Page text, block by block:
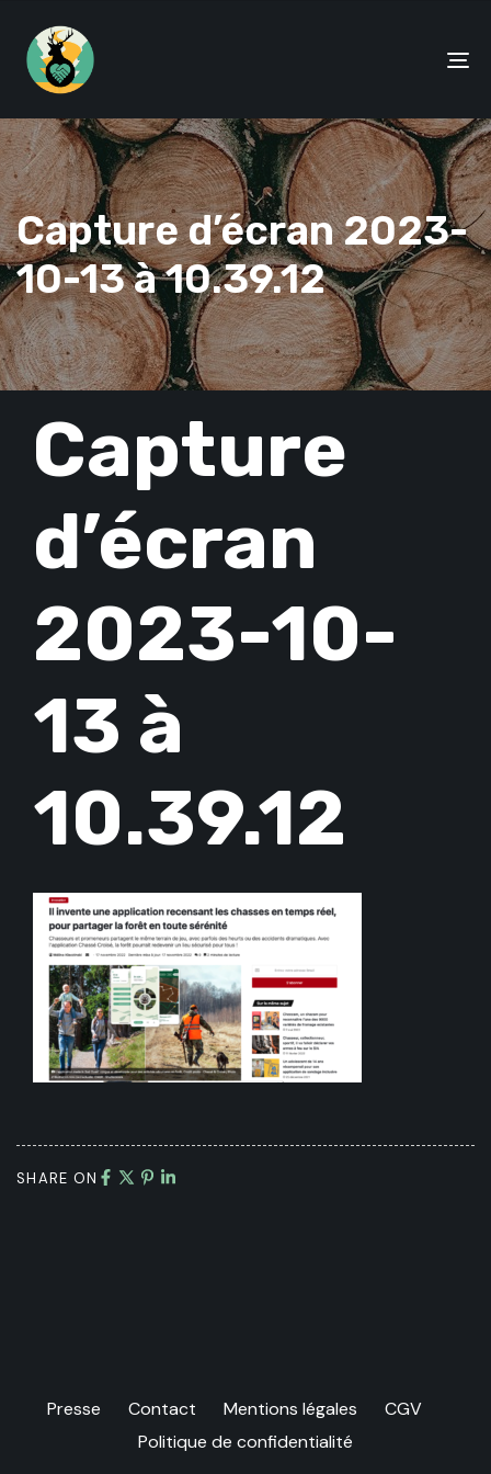
Capture d’écran 2023-
10-13 à 10.39.12
IN:
Capture
d’écran
2023-10-
13 à
10.39.12
SHARE ON
Presse Contact Mentions légales
CGV
Politique de confidentialité